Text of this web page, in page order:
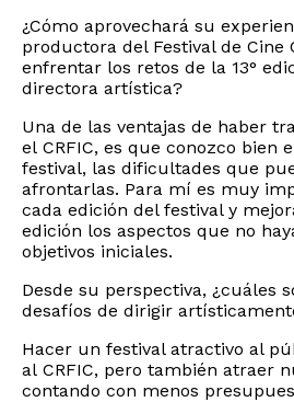
¿Cómo aprovechará su
productora del Festival de Cine
enfrentar los retos de la 13°
directora artística?
Una de las ventajas de haber
el CRFIC, es que conozco bien
festival, las dificultades que
afrontarlas. Para mí es muy
cada edición del festival y
edición los aspectos que no
objetivos iniciales.
Desde su perspectiva, ¿cuáles
desafíos de dirigir
Hacer un festival atractivo al
al CRFIC, pero también atraer
contando con menos